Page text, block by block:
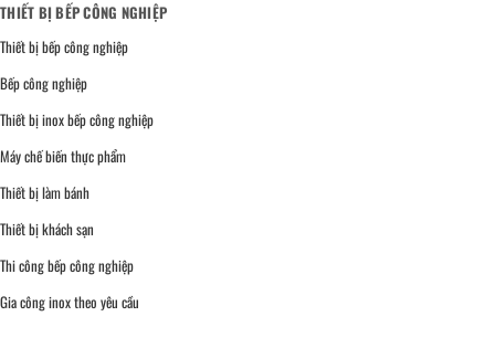
THIẾT BỊ BẾP CÔNG NGHIỆP
Thiết bị bếp công nghiệp
Bếp công nghiệp
Thiết bị inox bếp công nghiệp
Máy chế biến thực phẩm
Thiết bị làm bánh
Thiết bị khách sạn
Thi công bếp công nghiệp
Gia công inox theo yêu cầu